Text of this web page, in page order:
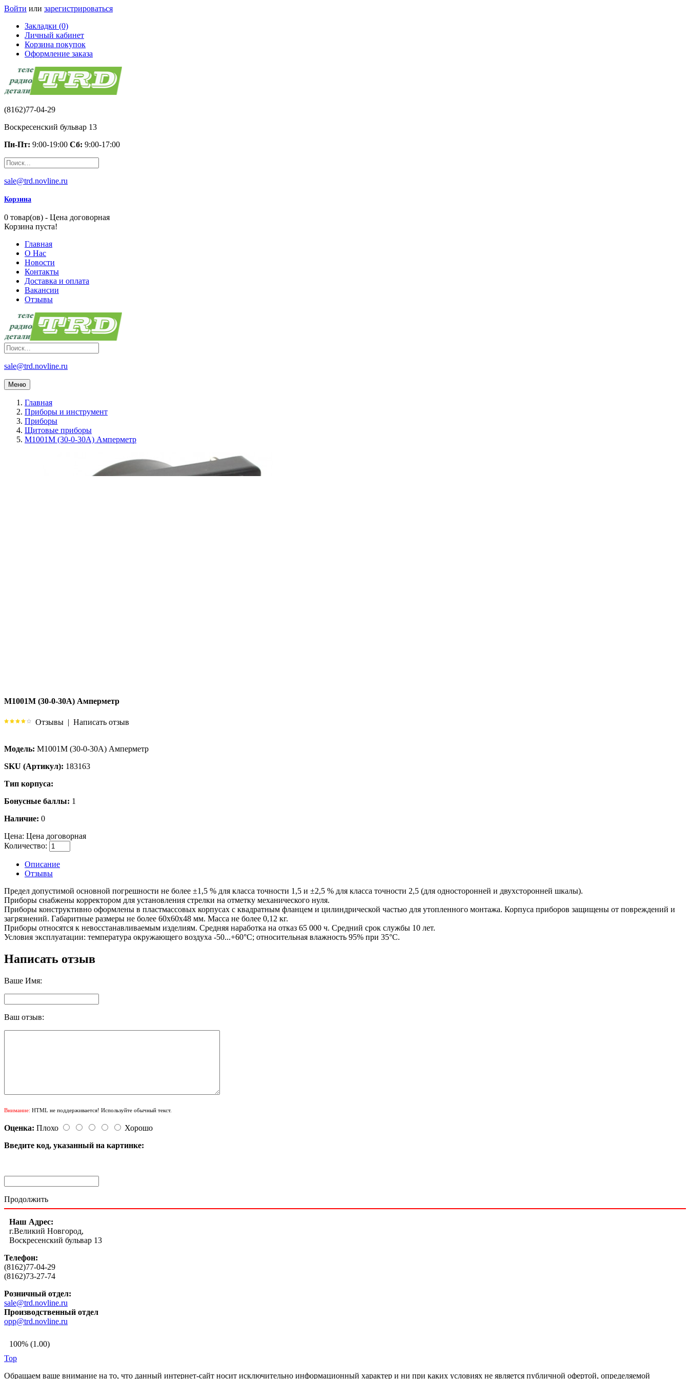
Войти или зарегистрироваться
Закладки (0)
Личный кабинет
Корзина покупок
Оформление заказа
(8162)77-04-29
Воскресенский бульвар 13
Пн-Пт: 9:00-19:00 Сб: 9:00-17:00
sale@trd.novline.ru
Корзина
0 товар(ов) - Цена договорная
Корзина пуста!
Главная
О Нас
Новости
Контакты
Доставка и оплата
Вакансии
Отзывы
sale@trd.novline.ru
Меню
Главная
Приборы и инструмент
Приборы
Щитовые приборы
М1001М (30-0-30А) Амперметр
М1001М (30-0-30А) Амперметр
Отзывы | Написать отзыв
Модель: М1001М (30-0-30А) Амперметр
SKU (Артикул): 183163
Тип корпуса:
Бонусные баллы: 1
Наличие: 0
Цена: Цена договорная
Количество:
Описание
Отзывы
Предел допустимой основной погрешности не более ±1,5 % для класса точности 1,5 и ±2,5 % для класса точности 2,5 (для односторонней и двухсторонней шкалы).
Приборы снабжены корректором для установления стрелки на отметку механического нуля.
Приборы конструктивно оформлены в пластмассовых корпусах с квадратным фланцем и цилиндрической частью для утопленного монтажа. Корпуса приборов защищены от повреждений и
загрязнений. Габаритные размеры не более 60х60х48 мм. Масса не более 0,12 кг.
Приборы относятся к невосстанавливаемым изделиям. Средняя наработка на отказ 65 000 ч. Средний срок службы 10 лет.
Условия эксплуатации: температура окружающего воздуха -50...+60°С; относительная влажность 95% при 35°С.
Написать отзыв
Ваше Имя:
Ваш отзыв:
Внимание: HTML не поддерживается! Используйте обычный текст.
Оценка: Плохо
Хорошо
Введите код, указанный на картинке:
Продолжить
Наш Адрес:
г.Великий Новгород,
Воскресенский бульвар 13
Телефон:
(8162)77-04-29
(8162)73-27-74
Розничный отдел:
sale@trd.novline.ru
Производственный отдел
opp@trd.novline.ru
100% (1.00)
Top
Обращаем ваше внимание на то, что данный интернет-сайт носит исключительно информационный характер и ни при каких условиях не является публичной офертой, определяемой